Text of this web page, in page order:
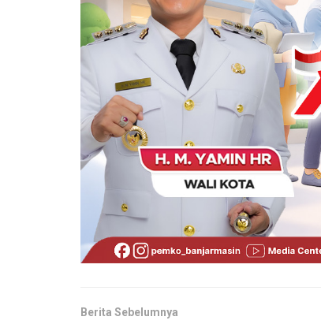
Berita Sebelumnya